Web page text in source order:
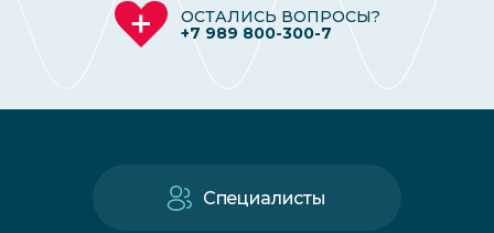
ОСТАЛИСЬ ВОПРОСЫ?
+7 989 800-300-7
Специалисты